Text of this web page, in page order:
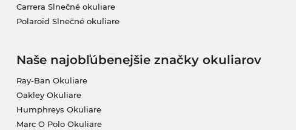
Carrera Slnečné okuliare
Polaroid Slnečné okuliare
Naše najobľúbenejšie značky okuliarov
Ray-Ban Okuliare
Oakley Okuliare
Humphreys Okuliare
Marc O Polo Okuliare